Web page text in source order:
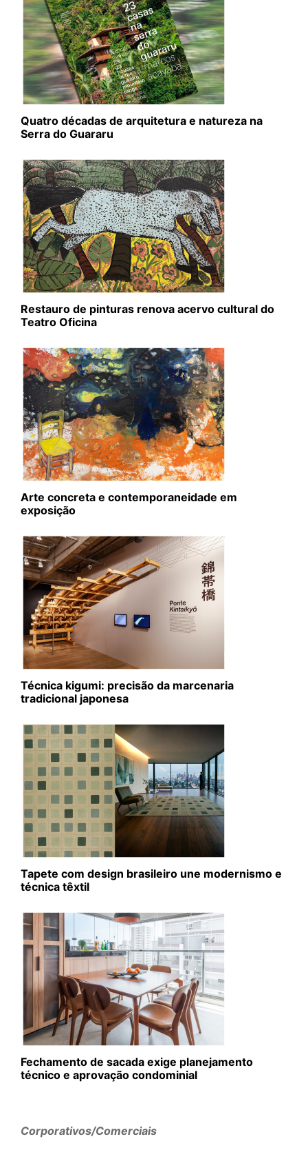
Quatro décadas de arquitetura e natureza na
Serra do Guararu
Restauro de pinturas renova acervo cultural do
Teatro Oficina
Arte concreta e contemporaneidade em
exposição
Técnica kigumi: precisão da marcenaria
tradicional japonesa
Tapete com design brasileiro une modernismo e
técnica têxtil
Fechamento de sacada exige planejamento
técnico e aprovação condominial
Corporativos/Comerciais